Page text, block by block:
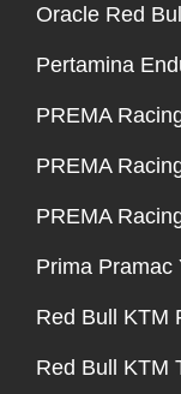
Oracle Red
Pertamina
PREMA
PREMA
PREMA
Prima Pramac
Red Bull KTM
Red Bull KTM